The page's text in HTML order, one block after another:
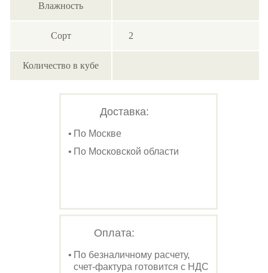
Влажность
Сорт 2
Количество в кубе
Доставка:
По Москве
По Московской области
Оплата:
По безналичному расчету,
счет-фактура готовится с НДС